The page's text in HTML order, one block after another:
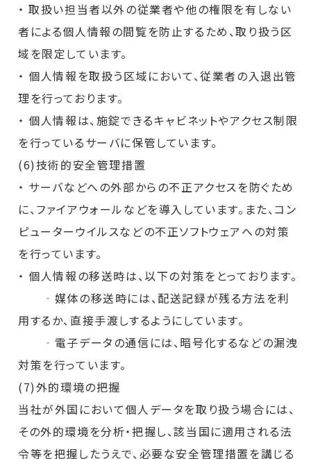
・ 取扱い担当者以外の従業者や他の権限を有しない
者による個人情報の間覧を防止するため、取り扱う区
域を限定しています。
・ 個人情報を取扱う区域において、従業者の入退出管
理を行っております。
・ 個人情報は、施錠できるキャビネットやアクセス制限
を行っているサーバに保管しています。
(6)技術的安全管理措置
・ サーバなどへの外部からの不正アクセスを防ぐため
に、ファイアウォールなどを導入しています。また、コン
ピューターウイルスなどの不正ソフトウェアへの対策
を行っています。
・ 個人情報の移送時は、以下の対策をとっております。
‐媒体の移送時には、配送記録が残る方法を利
用するか、直接手渡しするようにしています。
‐電子データの通信には、暗号化するなどの漏洩
対策を行っています。
(7)外的環境の把握
当社が外国において個人データを取り扱う場合には、
その外的環境を分析・把握し、該当国に適用される法
令等を把握したうえで、必要な安全管理措置を講じる